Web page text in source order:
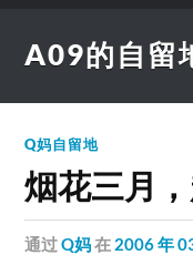
A09的自留
Q妈自留地
烟花三月
通过Q妈在 2006 年